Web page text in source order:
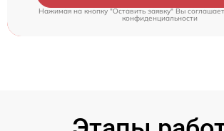
Нажимая на кнопку "Оставить заявку" Вы
конфиденциальности